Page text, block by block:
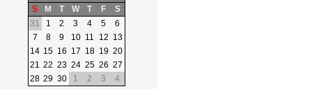
S
M T W T F
S
31
1 2 3 4 5
6
7
8 9 10 11 12 13
14 15 16 17 18 19 20
21 22 23 24 25 26 27
28 29 30 1 2 3 4